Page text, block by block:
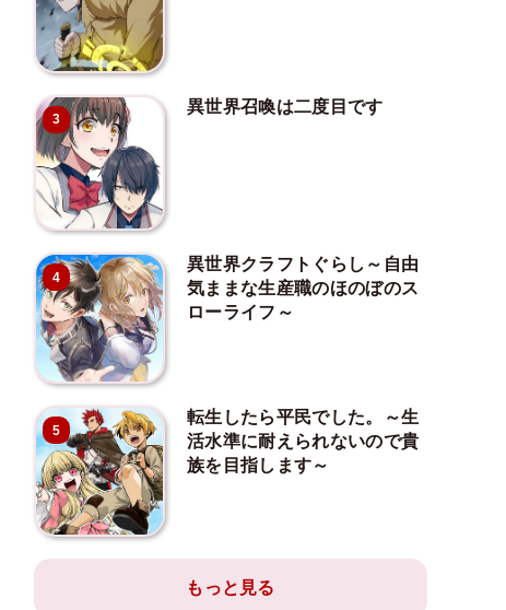
3
異世界召喚は二度目です
4
異世界クラフトぐらし～自由
気ままな生産職のほのぼのス
ローライフ～
5
転生したら平民でした。～生
活水準に耐えられないので貴
族を目指します～
もっと見る